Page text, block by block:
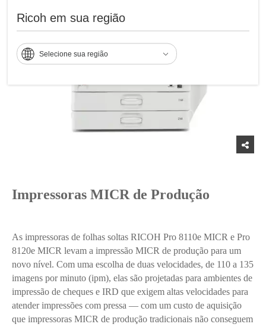
Ricoh em sua região
Selecione sua região
Impressoras MICR de Produção
As impressoras de folhas soltas RICOH Pro 8110e MICR e Pro
8120e MICR levam a impressão MICR de produção para um
novo nível. Com uma escolha de duas velocidades, de 110 a 135
imagens por minuto (ipm), elas são projetadas para ambientes de
impressão de cheques e IRD que exigem altas velocidades para
atender impressões com pressa — com um custo de aquisição
que impressoras MICR de produção tradicionais não conseguem